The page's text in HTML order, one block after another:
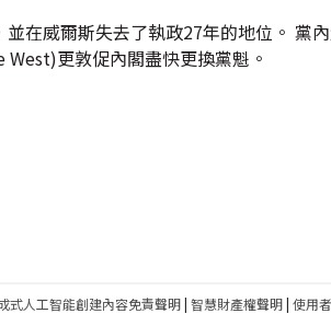
在威爾斯失去了執政27年的地位。 黨
更敦促內閣盡快更換黨魁。
式人工智能創建內容免責聲明| 智慧財產權聲明| 使用